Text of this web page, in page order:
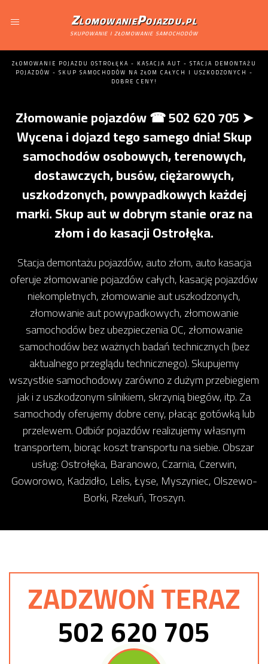
ZlomowaniePojazdu.pl
skupowanie i złomowanie samochodów
ZŁOMOWANIE POJAZDU OSTROŁĘKA - KASACJA AUT - STACJA DEMONTAŻU
POJAZDÓW - SKUP SAMOCHODÓW NA ZŁOM CAŁYCH I USZKODZONYCH -
DOBRE CENY!
Złomowanie pojazdów ☎ 502 620 705 ➤
Wycena i dojazd tego samego dnia! Skup
samochodów osobowych, terenowych,
dostawczych, busów, ciężarowych,
uszkodzonych, powypadkowych każdej
marki. Skup aut w dobrym stanie oraz na
złom i do kasacji Ostrołęka.
Stacja demontażu pojazdów, auto złom, auto kasacja
oferuje złomowanie pojazdów całych, kasację pojazdów
niekompletnych, złomowanie aut uszkodzonych,
złomowanie aut powypadkowych, złomowanie
samochodów bez ubezpieczenia OC, złomowanie
samochodów bez ważnych badań technicznych (bez
aktualnego przeglądu technicznego). Skupujemy
wszystkie samochodowy zarówno z dużym przebiegiem
jak i z uszkodzonym silnikiem, skrzynią biegów, itp. Za
samochody oferujemy dobre ceny, płacąc gotówką lub
przelewem. Odbiór pojazdów realizujemy własnym
transportem, biorąc koszt transportu na siebie. Obszar
usług: Ostrołęka, Baranowo, Czarnia, Czerwin,
Goworowo, Kadzidło, Lelis, Łyse, Myszyniec, Olszewo-
Borki, Rzekuń, Troszyn.
ZADZWOŃ TERAZ
502 620 705